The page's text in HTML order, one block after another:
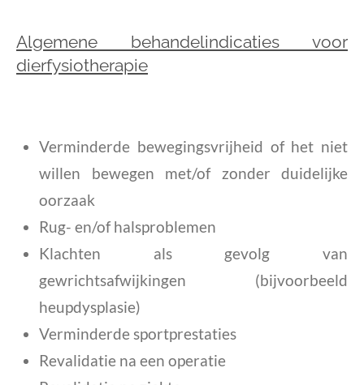
Algemene behandelindicaties voor
dierfysiotherapie
Verminderde bewegingsvrijheid of het niet
willen bewegen met/of zonder duidelijke
oorzaak
Rug- en/of halsproblemen
Klachten als gevolg van
gewrichtsafwijkingen (bijvoorbeeld
heupdysplasie)
Verminderde sportprestaties
Revalidatie na een operatie